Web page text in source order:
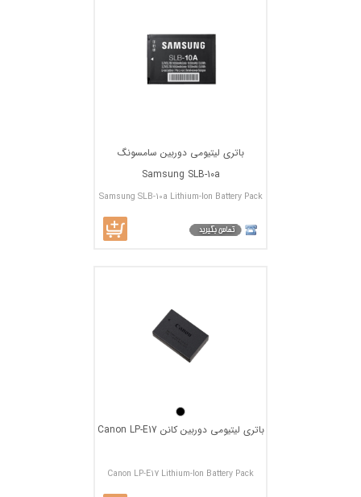
باتري ليتيومي دوربين سامسونگ
Samsung SLB-10a
Samsung SLB-10a Lithium-Ion Battery Pack
باتری لیتیومی دوربین کانن Canon LP-E17
Canon LP-E17 Lithium-Ion Battery Pack